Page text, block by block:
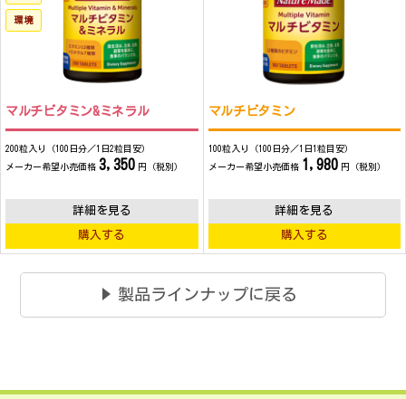
環境
マルチビタミン&ミネラル
200粒入り（100日分／1日2粒目安）
メーカー希望小売価格 3,350 円（税別）
詳細を見る
購入する
マルチビタミン
100粒入り（100日分／1日1粒目安）
メーカー希望小売価格 1,980 円（税別）
詳細を見る
購入する
製品ラインナップに戻る